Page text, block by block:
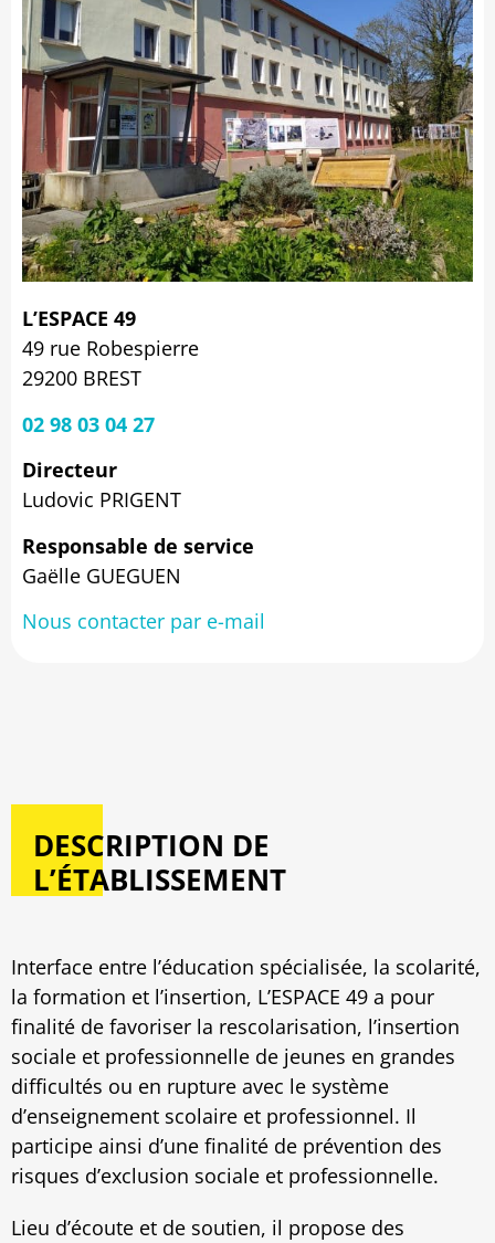
L’ESPACE 49
49 rue Robespierre
29200 BREST
02 98 03 04 27
Directeur
Ludovic PRIGENT
Responsable de service
Gaëlle GUEGUEN
Nous contacter par e-mail
DESCRIPTION DE
L’ÉTABLISSEMENT
Interface entre l’éducation spécialisée, la scolarité,
la formation et l’insertion, L’ESPACE 49 a pour
finalité de favoriser la rescolarisation, l’insertion
sociale et professionnelle de jeunes en grandes
difficultés ou en rupture avec le système
d’enseignement scolaire et professionnel. Il
participe ainsi d’une finalité de prévention des
risques d’exclusion sociale et professionnelle.
Lieu d’écoute et de soutien, il propose des